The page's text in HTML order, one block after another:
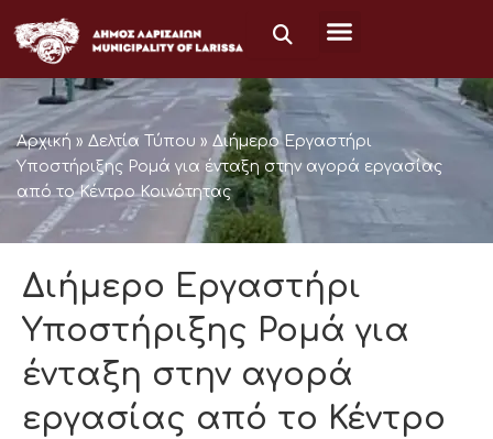
to
content
Αρχική » Δελτία Τύπου » Διήμερο Εργαστήρι
Υποστήριξης Ρομά για ένταξη στην αγορά εργασίας
από το Κέντρο Κοινότητας
Διήμερο Εργαστήρι
Υποστήριξης Ρομά για
ένταξη στην αγορά
εργασίας από το Κέντρο